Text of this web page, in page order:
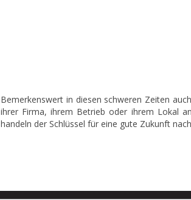
Bemerkenswert in diesen schweren Zeiten
ihrer Firma, ihrem Betrieb oder ihrem Lokal
handeln der Schlüssel für eine gute Zukunft